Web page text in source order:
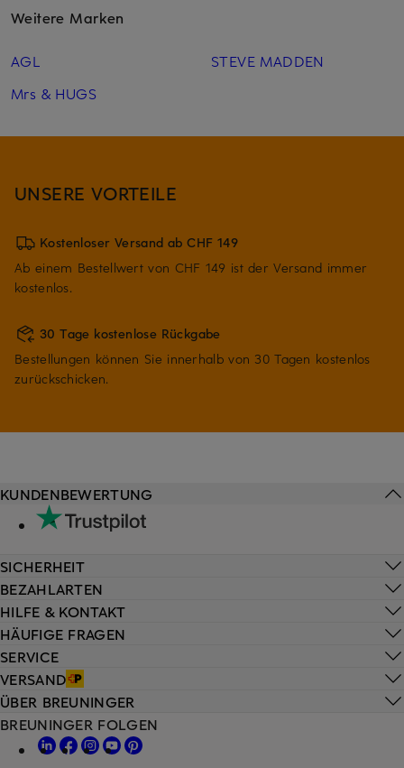
Weitere Marken
AGL
Mrs & HUGS
STEVE MADDEN
UNSERE VORTEILE
Kostenloser Versand ab CHF 149
Ab einem Bestellwert von CHF 149 ist der Versand immer
kostenlos.
30 Tage kostenlose Rückgabe
Bestellungen können Sie innerhalb von 30 Tagen kostenlos
zurückschicken.
HILFE & KONTAKT
HÄUFIGE FRAGEN
SERVICE
VERSAND
KUNDENBEWERTUNG
SICHERHEIT
BEZAHLARTEN
ÜBER BREUNINGER
BREUNINGER FOLGEN